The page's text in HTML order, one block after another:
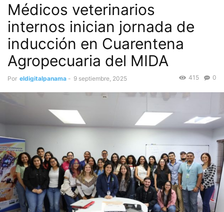
Médicos veterinarios
internos inician jornada de
inducción en Cuarentena
Agropecuaria del MIDA
Por eldigitalpanama - 9 septiembre, 2025 0
415